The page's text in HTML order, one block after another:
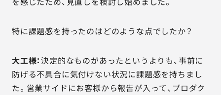
特に課題感を持ったのはどのような点でしたか？
大工様：決定的なものがあったというよりも、事前に
防げる不具合に気付けない状況に課題感を持ちまし
た。営業サイドにお客様から報告が入って、プロダク